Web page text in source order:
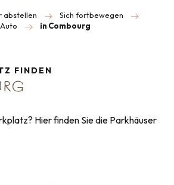
abstellen
Sich fortbewegen
in Combourg
FINDEN
Hier finden Sie die Parkhäuser